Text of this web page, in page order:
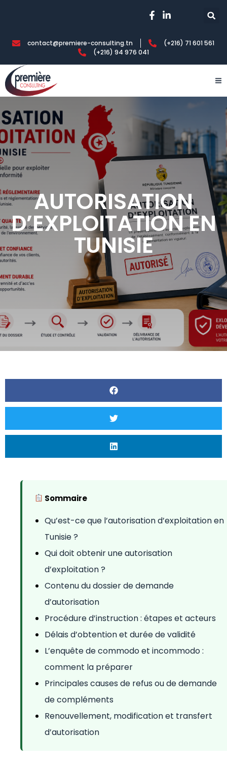
contact@premiere-consulting.tn
(+216) 71 601 561
(+216) 94 976 041
AUTORISATION
D’EXPLOITATION EN
TUNISIE
Sommaire
Qu’est-ce que l’autorisation d’exploitation en
Tunisie ?
Qui doit obtenir une autorisation
d’exploitation ?
Contenu du dossier de demande
d’autorisation
Procédure d’instruction : étapes et acteurs
Délais d’obtention et durée de validité
L’enquête de commodo et incommodo :
comment la préparer
Principales causes de refus ou de demande
de compléments
Renouvellement, modification et transfert
d’autorisation